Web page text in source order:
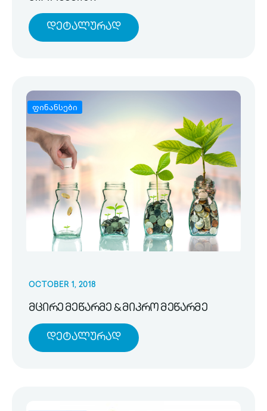
Დეტალურად
ფინანსები
OCTOBER 1, 2018
მცირე მეწარმე & მიკრო მეწარმე
Დეტალურად